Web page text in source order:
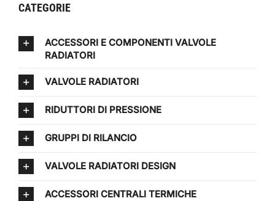
CATEGORIE
ACCESSORI E COMPONENTI VALVOLE
RADIATORI
VALVOLE RADIATORI
RIDUTTORI DI PRESSIONE
GRUPPI DI RILANCIO
VALVOLE RADIATORI DESIGN
ACCESSORI CENTRALI TERMICHE